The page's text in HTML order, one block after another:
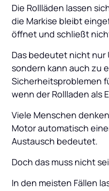
Die Rollläden lassen
die Markise bleibt
öffnet und schließt
Das bedeutet nicht
sondern kann auch zu
Sicherheitsproblemen
wenn der Rollladen als
Viele Menschen
Motor automatisch
Austausch bedeutet.
Doch das muss nicht
In den meisten Fällen